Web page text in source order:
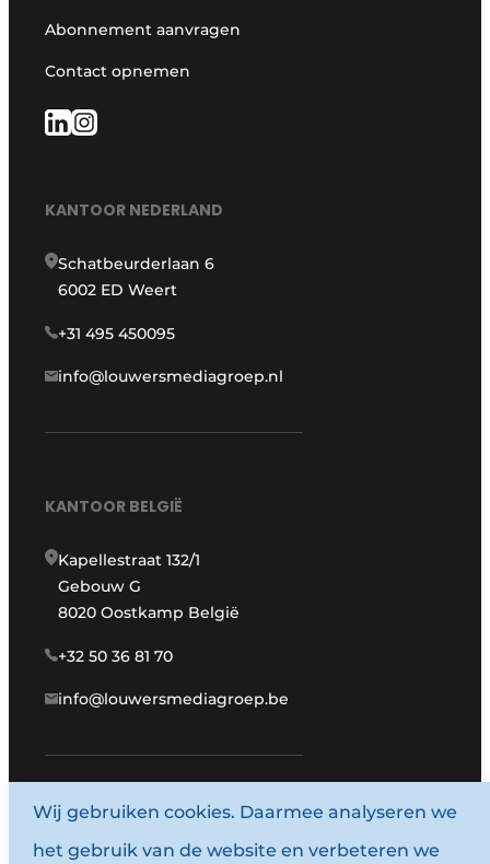
Abonnement aanvragen
Contact opnemen
KANTOOR NEDERLAND
Schatbeurderlaan 6
6002 ED Weert
+31 495 450095
info@louwersmediagroep.nl
KANTOOR BELGIË
Kapellestraat 132/1
Gebouw G
8020 Oostkamp België
+32 50 36 81 70
info@louwersmediagroep.be
www.louwersmediagroep.com
© 1987 - 2026 Louwersmediagroep.
Wij gebruiken cookies. Daarmee analyseren we
het gebruik van de website en verbeteren we